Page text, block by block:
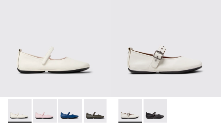
Right Nina - K201365-024 - รองเท้าหนังสีขาวสําหรับผู้หญิง
Right Nina - K201365-034
Right Nina - K201365-033 - รองเท้าบัลเลริน่
Right Nina - K201365-031
Right Nina - K201365-021
Right Nina - K201962-002
Right Nina -